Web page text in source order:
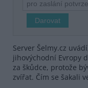
Server Šelmy.cz
jihovýchodní Evropy
za škůdce, protože
zvířat. Čím se šakali